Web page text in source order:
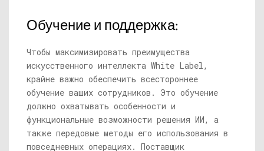
Обучение и поддержка:
Чтобы максимизировать преимущества
искусственного интеллекта White Label,
крайне важно обеспечить всестороннее
обучение ваших сотрудников. Это обучение
должно охватывать особенности и
функциональные возможности решения ИИ, а
также передовые методы его использования в
повседневных операциях. Поставщик